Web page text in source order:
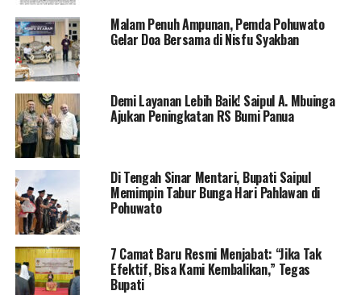
Sementara itu, Assisten Administrasi Umum, Hamka
Nento mengungkapkan rasa syukur kepada Allah SWT
yang masih memberikan kesehatan, kesempatan untuk
menikmati pensiun atau hari-hari bebas dan tidak
terikat lagi dengan tugas dan tanggung jawab.
“Walaupun sederrhana tapi hikmahnya bagi saya cukup,
penghargaaan bagi purna bakti dapat saya nikmati
dengan baik. Alhamdulillah saya di beberapa dinas tetap
memperoleh prestasi terutama bisa meraih piala
adipura. Terima kasih kepada seluruh ASN setda
terutama atas inisiatif kegiatan tersebut. Mohon pamit,
terima kasih atas kerja sama dan kebersamaan selama
ini,” Jelas Hamka .
Malam Penuh Ampunan, Pemda Pohuwato
Gelar Doa Bersama di Nisfu Syakban
Demi Layanan Lebih Baik! Saipul A. Mbuinga
Ajukan Peningkatan RS Bumi Panua
Di Tengah Sinar Mentari, Bupati Saipul
Memimpin Tabur Bunga Hari Pahlawan di
Pohuwato
7 Camat Baru Resmi Menjabat: “Jika Tak
Efektif, Bisa Kami Kembalikan,” Tegas
Bupati